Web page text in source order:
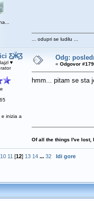
... odupri se ludilu ...
Ƹ̵̡Ӝ̵̨̄Ʒ
♥
e inizia a
Odg:
« Odgovor
hmm... pitam se sta
Of all the things I've lost,
10 11 [12] 13 14 ... 32 Idi gore